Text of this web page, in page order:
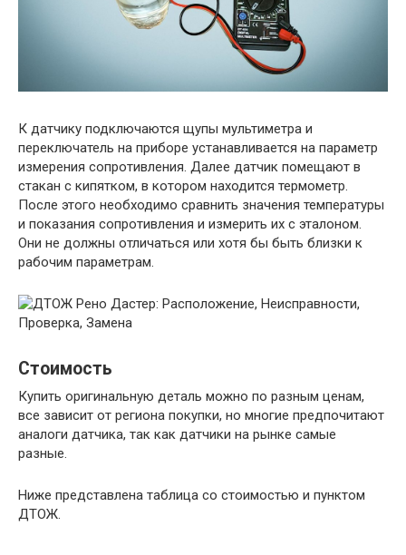
К датчику подключаются щупы мультиметра и
переключатель на приборе устанавливается на параметр
измерения сопротивления. Далее датчик помещают в
стакан с кипятком, в котором находится термометр.
После этого необходимо сравнить значения температуры
и показания сопротивления и измерить их с эталоном.
Они не должны отличаться или хотя бы быть близки к
рабочим параметрам.
Стоимость
Купить оригинальную деталь можно по разным ценам,
все зависит от региона покупки, но многие предпочитают
аналоги датчика, так как датчики на рынке самые
разные.
Ниже представлена ​​таблица со стоимостью и пунктом
ДТОЖ.